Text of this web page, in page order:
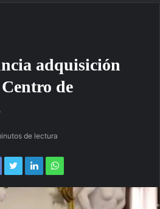
adquisición
de
de lectura